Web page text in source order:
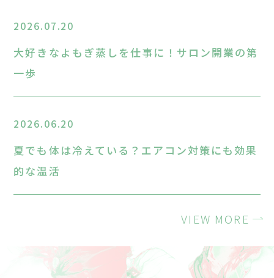
大好きなよもぎ蒸しを仕事に！サロン開業の第
一歩
2026.07.20
夏でも体は冷えている？エアコン対策にも効果
的な温活
2026.06.20
VIEW MORE